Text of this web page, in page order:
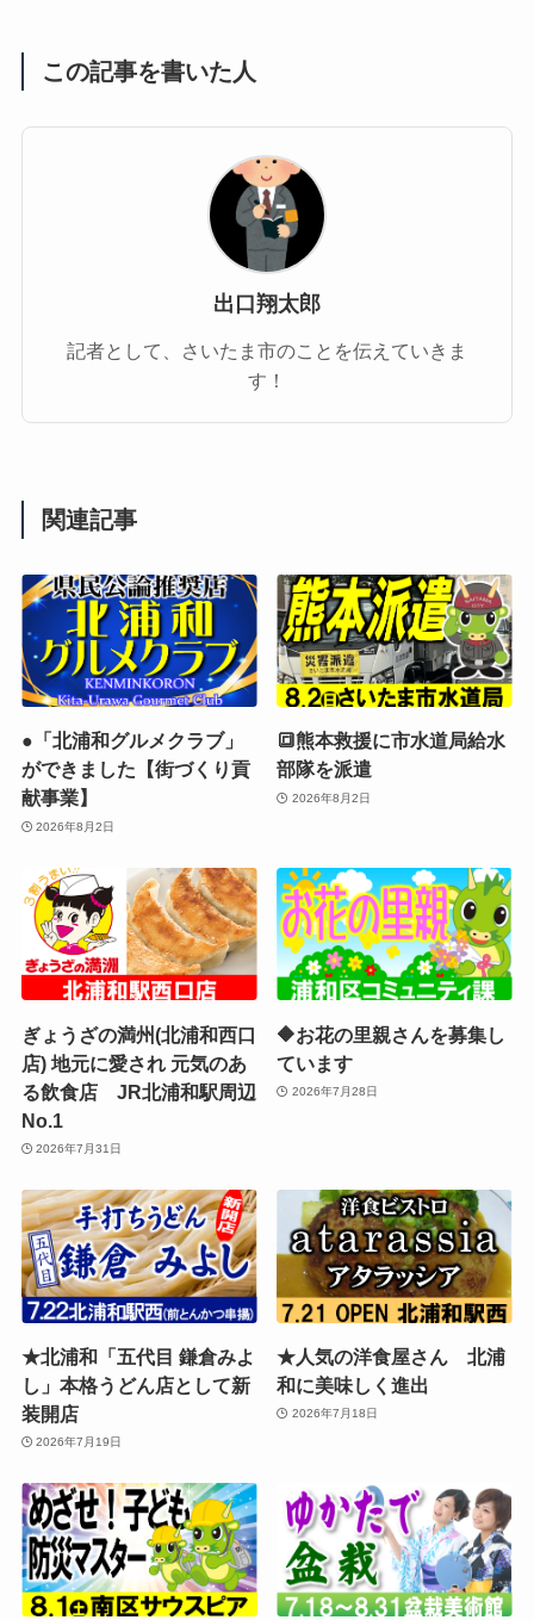
この記事を書いた人
出口翔太郎
記者として、さいたま市のことを伝えていきま
す！
関連記事
●「北浦和グルメクラブ」
ができました【街づくり貢
献事業】
2026年8月2日
🔳熊本救援に市水道局給水
部隊を派遣
2026年8月2日
ぎょうざの満州(北浦和西口
店) 地元に愛され 元気のあ
る飲食店 JR北浦和駅周辺
No.1
2026年7月31日
🔶お花の里親さんを募集し
ています
2026年7月28日
★北浦和「五代目 鎌倉みよ
し」本格うどん店として新
装開店
2026年7月19日
★人気の洋食屋さん 北浦
和に美味しく進出
2026年7月18日